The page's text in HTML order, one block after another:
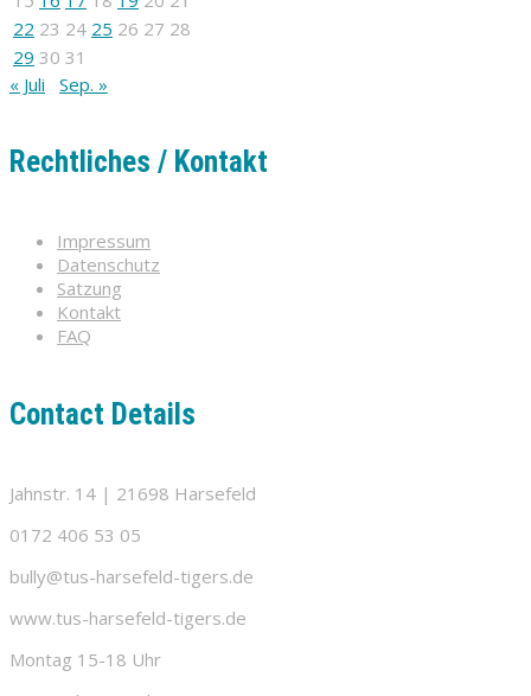
22 23 24 25 26 27 28
29 30 31
« Juli
Sep. »
Rechtliches / Kontakt
Impressum
Datenschutz
Satzung
Kontakt
FAQ
Contact Details
Jahnstr. 14 | 21698 Harsefeld
0172 406 53 05
bully@tus-harsefeld-tigers.de
www.tus-harsefeld-tigers.de
Montag 15-18 Uhr